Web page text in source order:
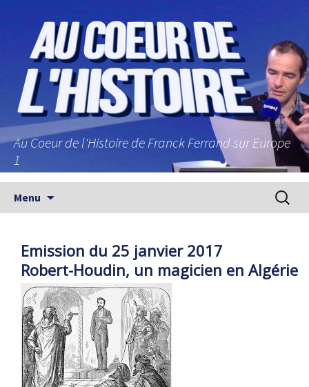
Au Coeur de l'Histoire de Franck Ferrand sur Europe
1
Menu
Emission du 25 janvier 2017
Robert-Houdin, un magicien en Algérie